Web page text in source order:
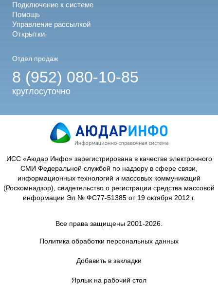
Подключение к системе
Помощь
Управление рассылкой
Открытки
Отдел продаж
8 (952) 080-10-85
круглосуточно
ИСС «Аюдар Инфо» зарегистрирована в качестве электронного
СМИ Федеральной службой по надзору в сфере связи,
информационных технологий и массовых коммуникаций
(Роскомнадзор), свидетельство о регистрации средства массовой
информации Эл № ФС77-51385 от 19 октября 2012 г.
Все права защищены 2001-2026.
Политика обработки персональных данных
Добавить в закладки
Ярлык на рабочий стол